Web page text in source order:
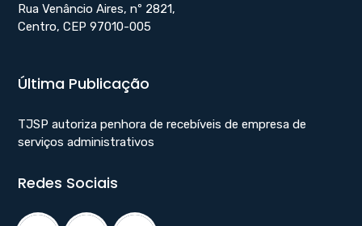
Rua Venâncio Aires, nº 2821,
Centro, CEP 97010-005
Última Publicação
TJSP autoriza penhora de recebíveis de empresa de
serviços administrativos
Redes Sociais